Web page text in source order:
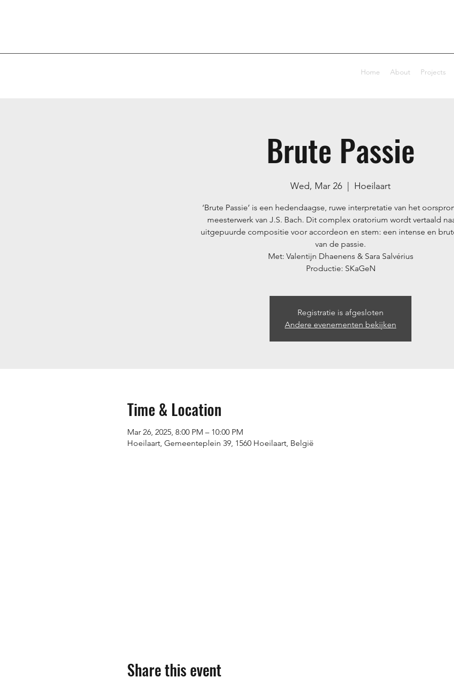
Home About Projects
Brute Passie
Wed, Mar 26
  |
Hoeilaart
‘Brute Passie’ is een hedendaagse, ruwe interpretatie van het
meesterwerk van J.S. Bach. Dit complex oratorium wordt vertaald
uitgepuurde compositie voor accordeon en stem: een intense en
van de passie.
Met: Valentijn Dhaenens & Sara Salvérius
Productie: SKaGeN
Registratie is afgesloten
Andere evenementen bekijken
Time & Location
Mar 26, 2025, 8:00 PM – 10:00 PM
Hoeilaart, Gemeenteplein 39, 1560 Hoeilaart, België
Share this event